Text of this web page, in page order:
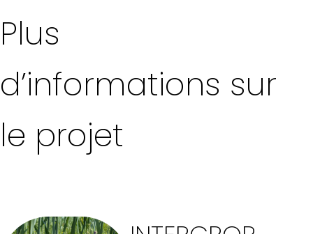
Plus
d’informations sur
le projet